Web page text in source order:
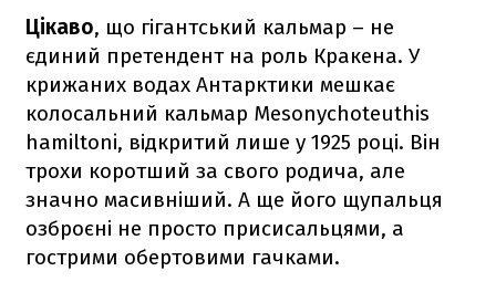
Цікаво, що гігантський кальмар – не
єдиний претендент на роль Кракена. У
крижаних водах Антарктики мешкає
колосальний кальмар Mesonychoteuthis
hamiltoni, відкритий лише у 1925 році. Він
трохи коротший за свого родича, але
значно масивніший. А ще його щупальця
озброєні не просто присисальцями, а
гострими обертовими гачками.